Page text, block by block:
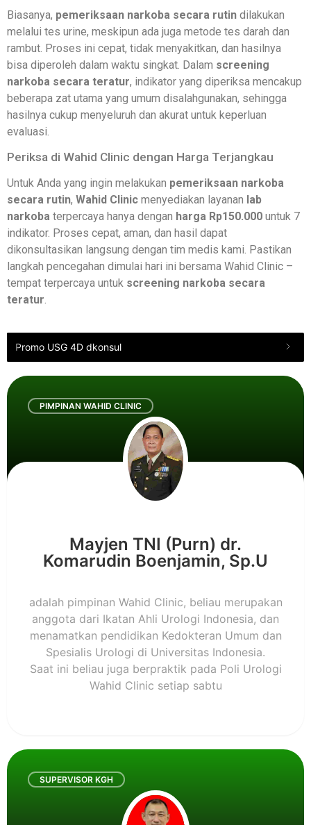
Biasanya, pemeriksaan narkoba secara rutin dilakukan
melalui tes urine, meskipun ada juga metode tes darah dan
rambut. Proses ini cepat, tidak menyakitkan, dan hasilnya
bisa diperoleh dalam waktu singkat. Dalam screening
narkoba secara teratur, indikator yang diperiksa mencakup
beberapa zat utama yang umum disalahgunakan, sehingga
hasilnya cukup menyeluruh dan akurat untuk keperluan
evaluasi.
Periksa di Wahid Clinic dengan Harga Terjangkau
Untuk Anda yang ingin melakukan pemeriksaan narkoba
secara rutin, Wahid Clinic menyediakan layanan lab
narkoba terpercaya hanya dengan harga Rp150.000 untuk 7
indikator. Proses cepat, aman, dan hasil dapat
dikonsultasikan langsung dengan tim medis kami. Pastikan
langkah pencegahan dimulai hari ini bersama Wahid Clinic –
tempat terpercaya untuk screening narkoba secara
teratur.
Promo USG 4D dkonsul
PIMPINAN WAHID CLINIC
Mayjen TNI (Purn) dr.
Komarudin Boenjamin, Sp.U
adalah pimpinan Wahid Clinic, beliau merupakan
anggota dari Ikatan Ahli Urologi Indonesia, dan
menamatkan pendidikan Kedokteran Umum dan
Spesialis Urologi di Universitas Indonesia.
Saat ini beliau juga berpraktik pada Poli Urologi
Wahid Clinic setiap sabtu
SUPERVISOR KGH